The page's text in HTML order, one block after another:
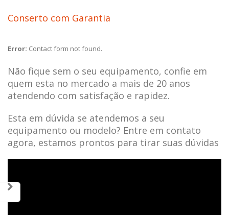
Conserto com Garantia
Error: Contact form not found.
Não fique sem o seu equipamento, confie em
quem esta no mercado a mais de 20 anos
atendendo com satisfação e rapidez.
Esta em dúvida se atendemos a seu
equipamento ou modelo? Entre em contato
agora, estamos prontos para tirar suas dúvidas